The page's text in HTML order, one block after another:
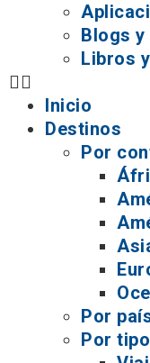
Blogs y
Libros
Inicio
Destinos
Por
Por
Por